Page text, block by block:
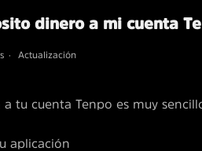
dinero a mi cuenta
Actualización
a tu cuenta Tenpo es muy
aplicación